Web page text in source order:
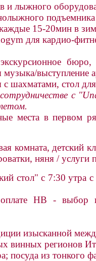
и лыжного
15-20мин в
для кардио-
шахматами, стол
с
места в первом
комната,
няня /
стол" с 7:30
HB - выбор
изысканной
винных регионов
посуда из тонкого